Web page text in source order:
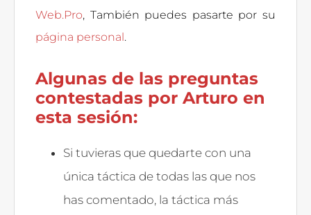
Web.Pro, También puedes pasarte por su
página personal.
Algunas de las preguntas
contestadas por Arturo en
esta sesión:
Si tuvieras que quedarte con una
única táctica de todas las que nos
has comentado, la táctica más